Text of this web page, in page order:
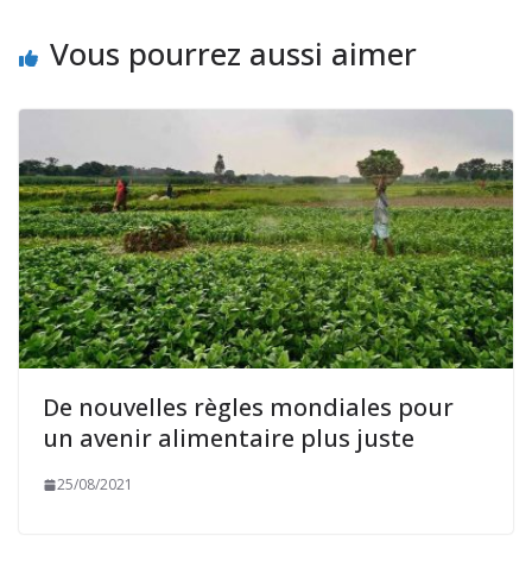
Vous pourrez aussi aimer
De nouvelles règles mondiales pour
un avenir alimentaire plus juste
25/08/2021